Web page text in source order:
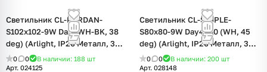
Светильник CL-KARDAN-
S102x102-9W Day (WH-BK, 38
deg) (Arlight, IP20 Металл, 3
года)
0 0 В наличии: 188 шт
Арт. 024125
Светильник CL-SIMPLE-
S80x80-9W Day4000 (WH, 45
deg) (Arlight, IP20 Металл, 3
года)
0 0 В наличии: 200 шт
Арт. 028148